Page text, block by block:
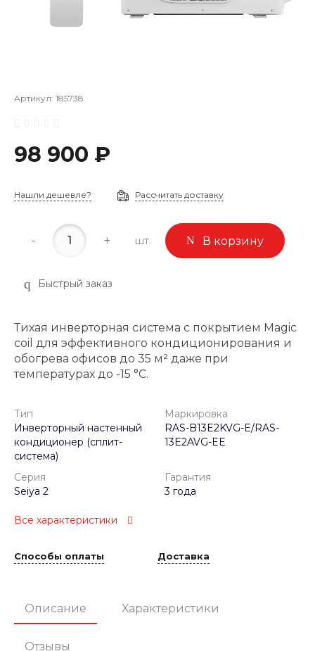
Артикул: 185738
98 900 ₽
Нашли дешевле? Рассчитать доставку
- + шт. В корзину
Быстрый заказ
Тихая инверторная система с покрытием Magic
coil для эффективного кондиционирования и
обогрева офисов до 35 м² даже при
температурах до -15 °C.
Тип
Инверторный настенный
кондиционер (сплит-
система)
Маркировка
RAS-B13E2KVG-E/RAS-
13E2AVG-EE
Серия
Seiya 2
Гарантия
3 года
Все характеристики
Способы оплаты Доставка
Описание Характеристики
Отзывы